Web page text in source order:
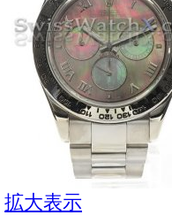
拡大表示